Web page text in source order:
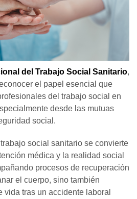
del Trabajo Social Sanitario,
el papel esencial que
del trabajo social en
desde las mutuas
social.
social sanitario se convierte
médica y la realidad social
procesos de recuperación
el cuerpo, sino también
vida tras un accidente laboral